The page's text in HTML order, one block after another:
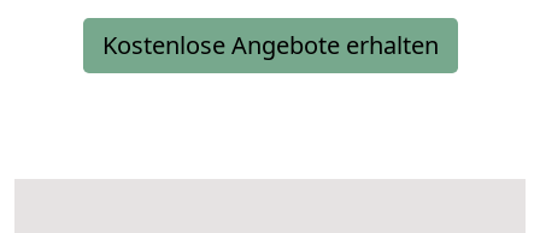
Kostenlose Angebote erhalten